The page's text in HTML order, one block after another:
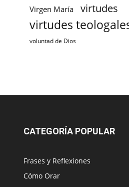
Virgen María virtudes
virtudes
voluntad de Dios
CATEGORÍA POPULAR
Frases y Reflexiones
Cómo Orar